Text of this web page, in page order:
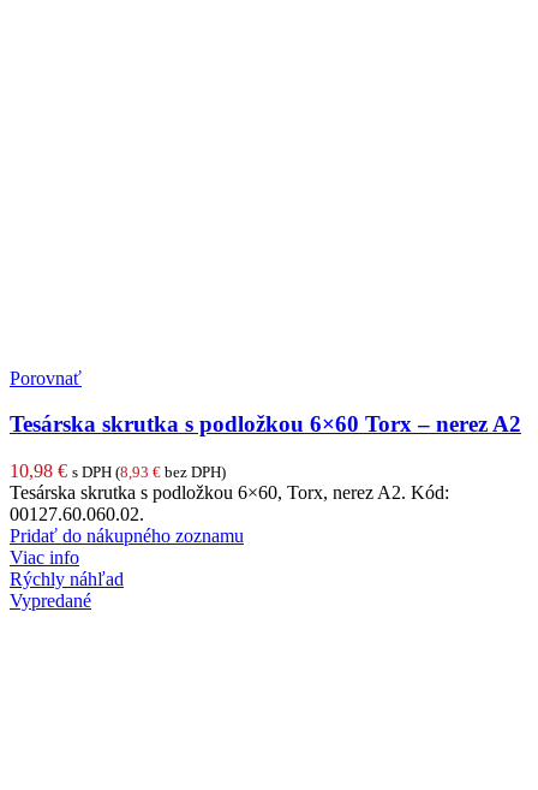
Porovnať
Tesárska skrutka s podložkou 6×60 Torx – nerez A2
10,98 € s DPH (8,93 € bez DPH)
Tesárska skrutka s podložkou 6×60, Torx, nerez A2. Kód:
00127.60.060.02.
Pridať do nákupného zoznamu
Viac info
Rýchly náhľad
Vypredané